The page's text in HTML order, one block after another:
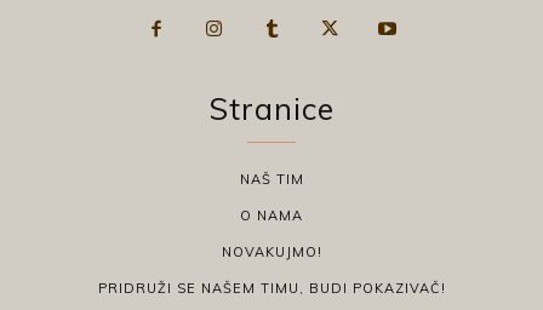
Stranice
NAŠ TIM
O NAMA
NOVAKUJMO!
PRIDRUŽI SE NAŠEM TIMU, BUDI POKAZIVAČ!